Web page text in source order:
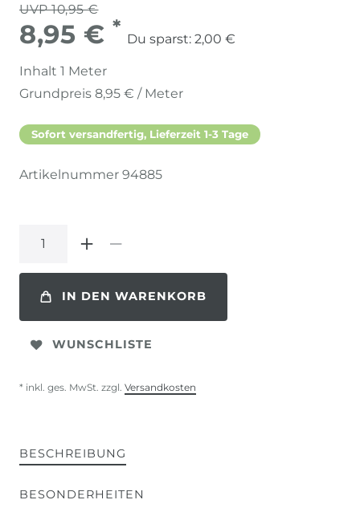
UVP 10,95 €
8,95 € *
Du sparst: 2,00 €
Inhalt 1 Meter
Grundpreis 8,95 € / Meter
Sofort versandfertig, Lieferzeit 1-3 Tage
Artikelnummer 94885
IN DEN WARENKORB
WUNSCHLISTE
* inkl. ges. MwSt. zzgl. Versandkosten
BESCHREIBUNG
BESONDERHEITEN